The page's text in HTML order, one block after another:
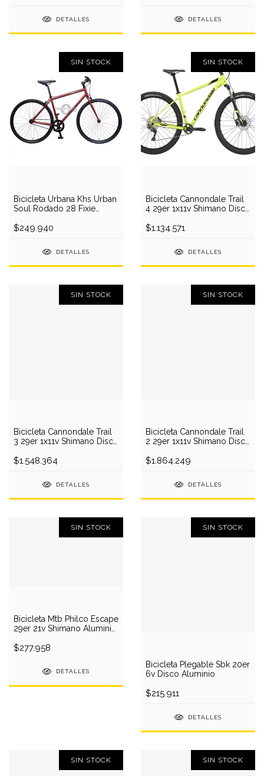
DETALLES DETALLES
SIN STOCK
Bicicleta Urbana Khs Urban
Soul Rodado 28 Fixie
$249.940
DETALLES
SIN STOCK
Bicicleta Cannondale Trail
4 29er 1x11v Shimano Disco
$1.134.571
DETALLES
SIN STOCK
Bicicleta Cannondale Trail
3 29er 1x11v Shimano Disco
$1.548.364
DETALLES
SIN STOCK
Bicicleta Cannondale Trail
2 29er 1x11v Shimano Disco
$1.864.249
DETALLES
SIN STOCK
Bicicleta Mtb Philco Escape
29er 21v Shimano Aluminio
$277.958
DETALLES
SIN STOCK
Bicicleta Plegable Sbk 20er
6v Disco Aluminio
$215.911
DETALLES
SIN STOCK SIN STOCK